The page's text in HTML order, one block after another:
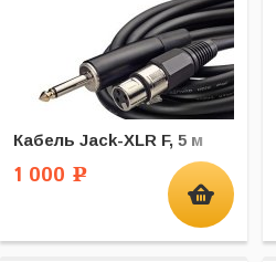
Кабель Jack-XLR F, 5 м
1 000 Р